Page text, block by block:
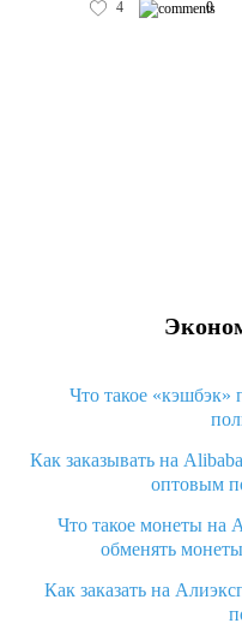
4 0
Что такое
Как заказывать на
оптовым
Что такое монеты на
обменять
Как заказать на